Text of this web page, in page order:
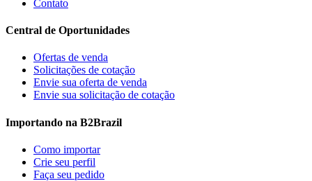
Contato
Central de Oportunidades
Ofertas de venda
Solicitações de cotação
Envie sua oferta de venda
Envie sua solicitação de cotação
Importando na B2Brazil
Como importar
Crie seu perfil
Faça seu pedido